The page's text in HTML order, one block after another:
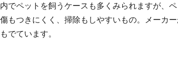
でペットを飼うケースも多くみられますが、
もつきにくく、掃除もしやすいもの。メーカ
でています。